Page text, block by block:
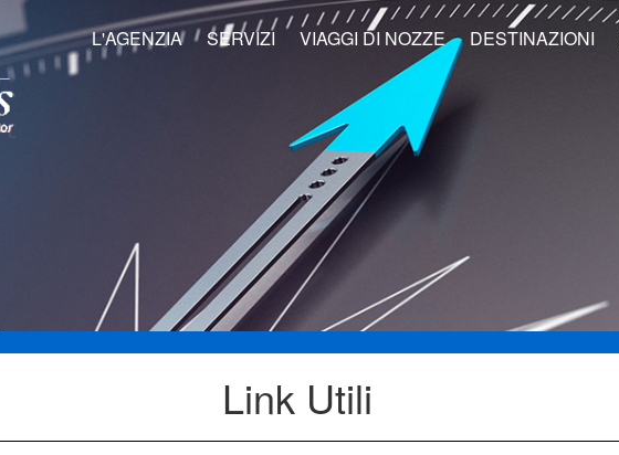
L'AGENZIA SERVIZI VIAGGI DI NOZZE DESTINAZIONI
Link Utili